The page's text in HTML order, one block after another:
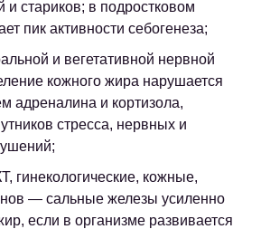
и стариков; в подростковом
пик активности себогенеза;
и вегетативной нервной
кожного жира нарушается
адреналина и кортизола,
стресса, нервных и
гинекологические, кожные,
— сальные железы усиленно
если в организме развивается